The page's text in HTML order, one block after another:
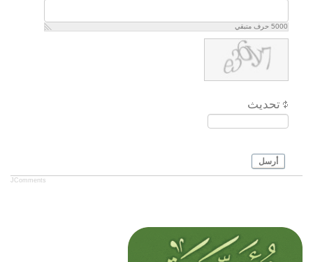
5000 حرف متبقي
تحديث
أرسل
JComments